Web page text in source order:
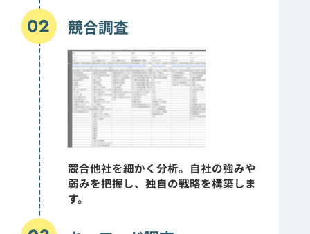
競合調査
競合他社を細かく分析。自社の強みや
弱みを把握し、独自の戦略を構築しま
す。